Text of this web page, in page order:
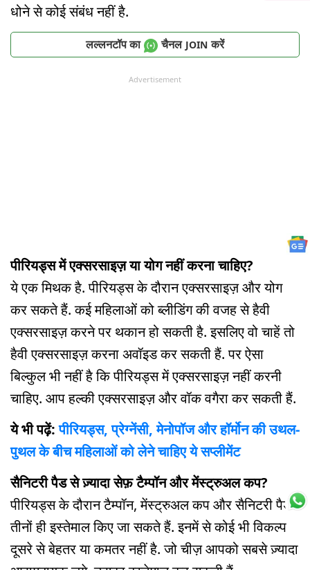
धोने से कोई संबंध नहीं है.
लल्लनटॉप का चैनल JOIN करें
Advertisement
पीरियड्स में एक्सरसाइज़ या योग नहीं करना चाहिए?
ये एक मिथक है. पीरियड्स के दौरान एक्सरसाइज़ और योग
कर सकते हैं. कई महिलाओं को ब्लीडिंग की वजह से हैवी
एक्सरसाइज़ करने पर थकान हो सकती है. इसलिए वो चाहें तो
हैवी एक्सरसाइज़ करना अवॉइड कर सकती हैं. पर ऐसा
बिल्कुल भी नहीं है कि पीरियड्स में एक्सरसाइज़ नहीं करनी
चाहिए. आप हल्की एक्सरसाइज़ और वॉक वगैरा कर सकती हैं.
ये भी पढ़ें:पीरियड्स, प्रेग्नेंसी, मेनोपॉज और हॉर्मोन की उथल-
पुथल के बीच महिलाओं को लेने चाहिए ये सप्लीमेंट
सैनिटरी पैड से ज़्यादा सेफ़ टैम्पॉन और मेंस्ट्रुअल कप?
पीरियड्स के दौरान टैम्पॉन, मेंस्ट्रुअल कप और सैनिटरी पैड,
तीनों ही इस्तेमाल किए जा सकते हैं. इनमें से कोई भी विकल्प
दूसरे से बेहतर या कमतर नहीं है. जो चीज़ आपको सबसे ज़्यादा